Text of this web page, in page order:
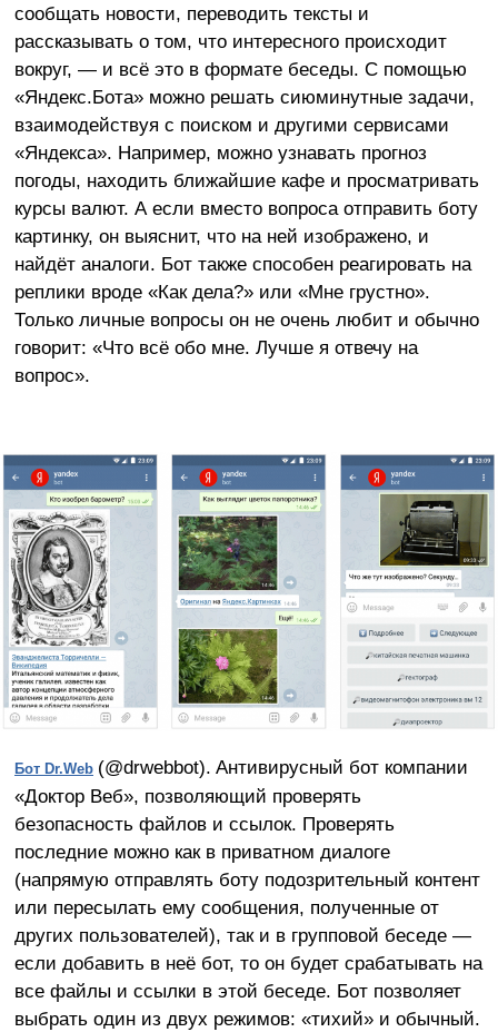
сообщать новости, переводить тексты и
рассказывать о том, что интересного происходит
вокруг, — и всё это в формате беседы. С помощью
«Яндекс.Бота» можно решать сиюминутные задачи,
взаимодействуя с поиском и другими сервисами
«Яндекса». Например, можно узнавать прогноз
погоды, находить ближайшие кафе и просматривать
курсы валют. А если вместо вопроса отправить боту
картинку, он выяснит, что на ней изображено, и
найдёт аналоги. Бот также способен реагировать на
реплики вроде «Как дела?» или «Мне грустно».
Только личные вопросы он не очень любит и обычно
говорит: «Что всё обо мне. Лучше я отвечу на
вопрос».
Бот Dr.Web (@drwebbot). Антивирусный бот компании
«Доктор Веб», позволяющий проверять
безопасность файлов и ссылок. Проверять
последние можно как в приватном диалоге
(напрямую отправлять боту подозрительный контент
или пересылать ему сообщения, полученные от
других пользователей), так и в групповой беседе —
если добавить в неё бот, то он будет срабатывать на
все файлы и ссылки в этой беседе. Бот позволяет
выбрать один из двух режимов: «тихий» и обычный.